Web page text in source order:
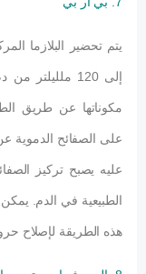
إلى 120
مكوناتها عن طريق
على الصفائح الدموية
الطبيعية في الدم.
هذه الطريقة لإصلاح